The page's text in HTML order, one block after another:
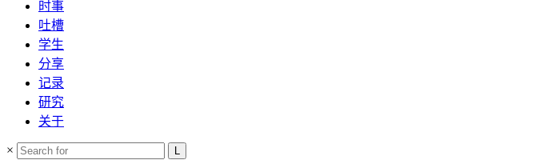
时事
吐槽
学生
分享
记录
研究
关于
×